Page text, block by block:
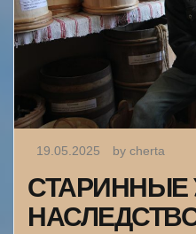
19.05.2025 by cherta